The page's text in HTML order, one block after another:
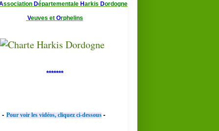
ssociation Départementale Harkis Dordogne
Veuves et Orphelins
*******
- Pour voir les vidéos, cliquez ci-dessous -